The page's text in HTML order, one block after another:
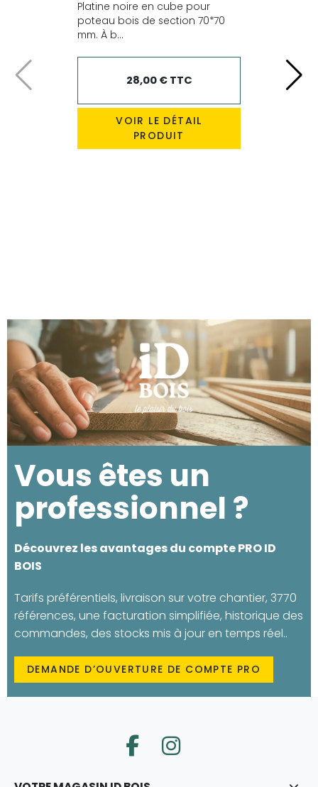
Platine noire en cube pour
poteau bois de section 70*70
mm. À b...
28,00 € TTC
VOIR LE DÉTAIL
PRODUIT
Précédent
Vous êtes un
professionnel ?
Découvrez les avantages du compte PRO ID
BOIS
Tarifs préférentiels, livraison sur votre chantier, 3770
références, une facturation simplifiée, historique des
commandes, des stocks mis à jour en temps réel..
DEMANDE D’OUVERTURE DE COMPTE PRO